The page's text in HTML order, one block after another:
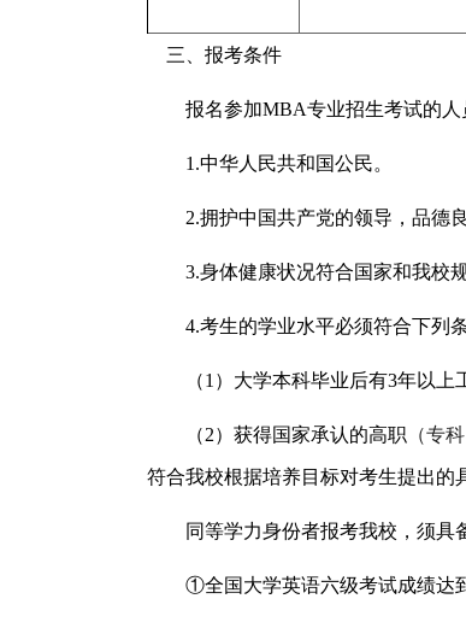
三、报考条件
报名参加MBA专业招生考试的人
1.中华人民共和国公民。
2.拥护中国共产党的领导，品德
3.身体健康状况符合国家和我校
4.考生的学业水平必须符合下列
（1）大学本科毕业后有3年以
（2）获得国家承认的高职 （专科
符合我校根据培养目标对考生提出的
同等学力身份者报考我校，须具
①全国大学英语六级考试成绩达